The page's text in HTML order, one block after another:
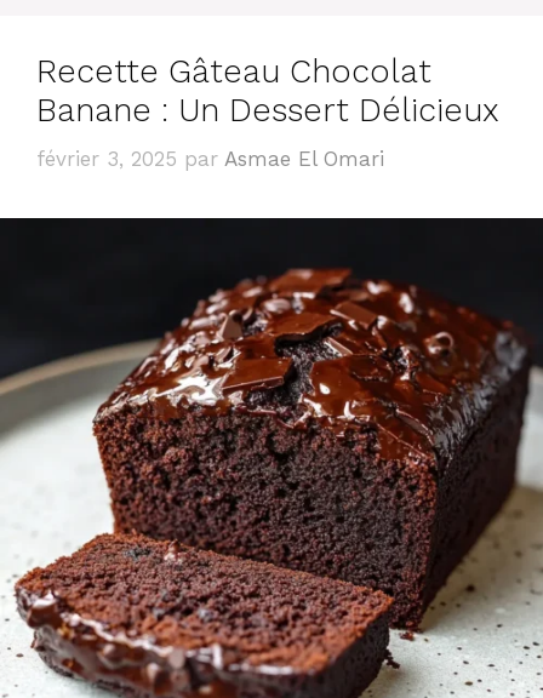
Recette Gâteau Chocolat
Banane : Un Dessert Délicieux
février 3, 2025 par Asmae El Omari